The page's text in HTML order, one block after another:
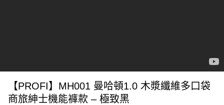
【PROFI】MH001 曼哈頓1.0 木漿纖維多口袋
商旅紳士機能褲款 – 極致黑